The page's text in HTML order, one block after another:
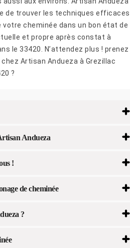
de trouver les techniques efficaces
votre cheminée dans un bon état de
et propre après constat à
le 33420. N’attendez plus ! prenez
Artisan Andueza à Grezillac
?
Andueza
!
de cheminée
?